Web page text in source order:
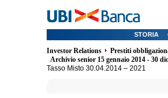
STORIA
Investor Relations Prestiti
Archivio senior 15 gennaio 2014 - 30
Tasso Misto 30.04.2014 – 2021